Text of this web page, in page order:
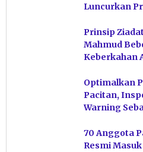
Luncurkan
Prinsip
Mahmud
Keberkahan
Optimalkan
Pacitan,
Warning
70 Anggota
Resmi